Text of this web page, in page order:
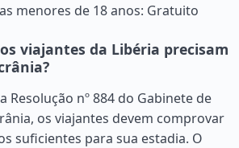
menores de 18 anos: Gratuito
viajantes da Libéria precisam
Resolução nº 884 do Gabinete de
os viajantes devem comprovar
suficientes para sua estadia. O